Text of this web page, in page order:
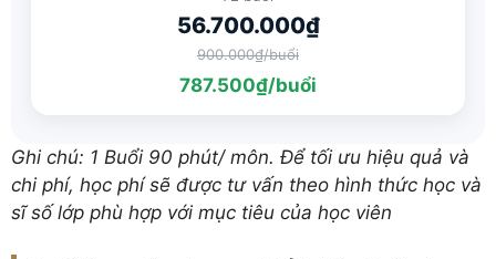
56.700.000₫
900.000₫/buổi
787.500₫/buổi
Ghi chú: 1 Buổi 90 phút/ môn. Để tối ưu hiệu quả và
chi phí, học phí sẽ được tư vấn theo hình thức học và
sĩ số lớp phù hợp với mục tiêu của học viên